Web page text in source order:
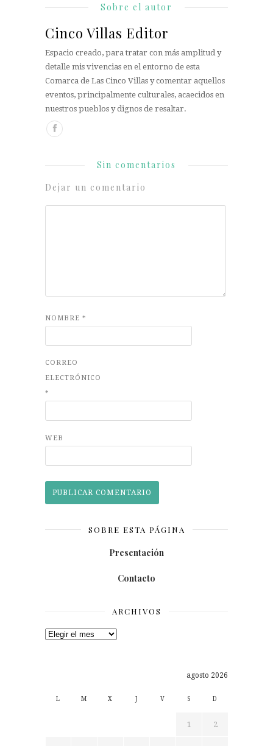
Sobre el autor
Cinco Villas Editor
Espacio creado, para tratar con más amplitud y
detalle mis vivencias en el entorno de esta
Comarca de Las Cinco Villas y comentar aquellos
eventos, principalmente culturales, acaecidos en
nuestros pueblos y dignos de resaltar.
Sin comentarios
Dejar un comentario
NOMBRE *
CORREO
ELECTRÓNICO
*
WEB
SOBRE ESTA PÁGINA
Presentación
Contacto
ARCHIVOS
Archivos
agosto 2026
L M X J V S D
1 2